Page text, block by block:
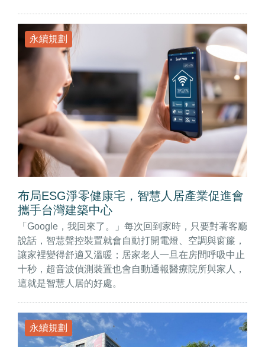
永續規劃
布局ESG淨零健康宅，智慧人居產業促進會
攜手台灣建築中心
「Google，我回來了。」每次回到家時，只要對著客廳
說話，智慧聲控裝置就會自動打開電燈、空調與窗簾，
讓家裡變得舒適又溫暖；居家老人一旦在房間呼吸中止
十秒，超音波偵測裝置也會自動通報醫療院所與家人，
這就是智慧人居的好處。
永續規劃